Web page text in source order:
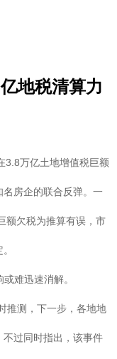
地税清算力
3.8万亿土地增值税巨额
房企的联合反弹。一
额欠税为推算有误，市
难迅速消解。
推测，下一步，各地地
过同时指出，该事件